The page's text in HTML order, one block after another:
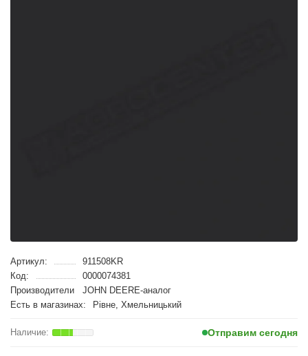
Артикул:
911508KR
Код:
0000074381
Производители
JOHN DEERE-аналог
Есть в магазинах:
Рівне, Хмельницький
Отправим сегодня